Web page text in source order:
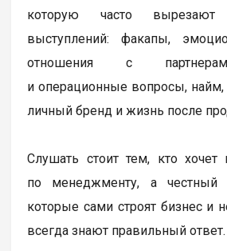
которую часто
выступлений: факапы,
отношения с
и операционные вопросы, найм,
личный бренд и жизнь после
Слушать стоит тем, кто хочет
по менеджменту, а честный
которые сами строят бизнес и
всегда знают правильный ответ.